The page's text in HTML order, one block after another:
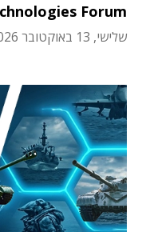
Forum
שלישי, 13 באוקטובר 2026